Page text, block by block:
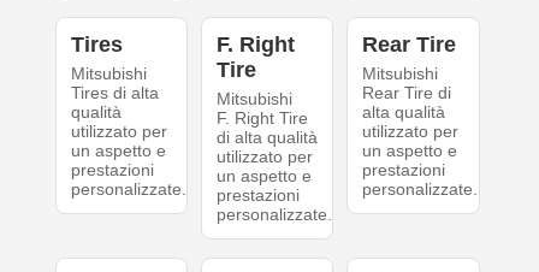
Tires
Mitsubishi
Tires di alta
qualità
utilizzato per
un aspetto e
prestazioni
personalizzate.
F. Right
Tire
Mitsubishi
F. Right Tire
di alta qualità
utilizzato per
un aspetto e
prestazioni
personalizzate.
Rear Tire
Mitsubishi
Rear Tire di
alta qualità
utilizzato per
un aspetto e
prestazioni
personalizzate.